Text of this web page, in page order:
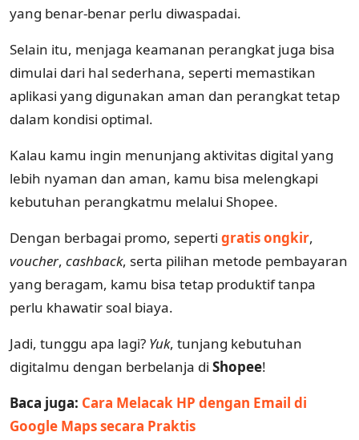
yang benar-benar perlu diwaspadai.
Selain itu, menjaga keamanan perangkat juga bisa
dimulai dari hal sederhana, seperti memastikan
aplikasi yang digunakan aman dan perangkat tetap
dalam kondisi optimal.
Kalau kamu ingin menunjang aktivitas digital yang
lebih nyaman dan aman, kamu bisa melengkapi
kebutuhan perangkatmu melalui Shopee.
Dengan berbagai promo, seperti gratis ongkir,
voucher, cashback, serta pilihan metode pembayaran
yang beragam, kamu bisa tetap produktif tanpa
perlu khawatir soal biaya.
Jadi, tunggu apa lagi? Yuk, tunjang kebutuhan
digitalmu dengan berbelanja di Shopee!
Baca juga: Cara Melacak HP dengan Email di
Google Maps secara Praktis